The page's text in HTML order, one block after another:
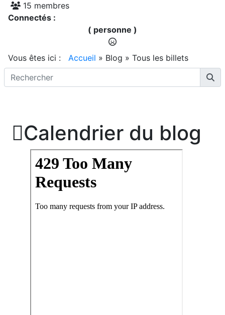
15 membres
Connectés :
( personne )
Vous êtes ici : Accueil » Blog » Tous les billets
Calendrier du blog